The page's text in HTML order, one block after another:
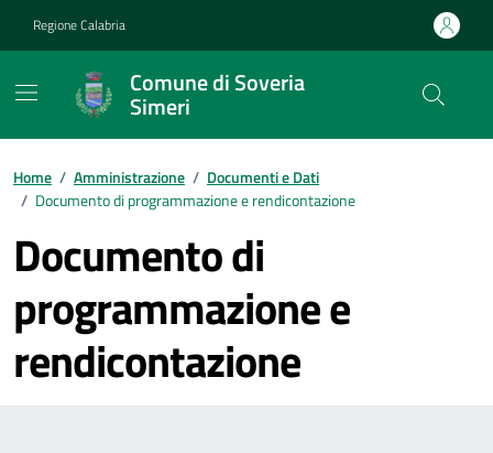
Regione Calabria
Comune di Soveria
Simeri
Home / Amministrazione / Documenti e Dati
/ Documento di programmazione e rendicontazione
Documento di
programmazione e
rendicontazione